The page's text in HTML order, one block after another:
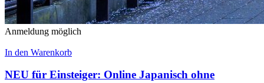
Anmeldung möglich
In den Warenkorb
NEU für Einsteiger: Online Japanisch ohne